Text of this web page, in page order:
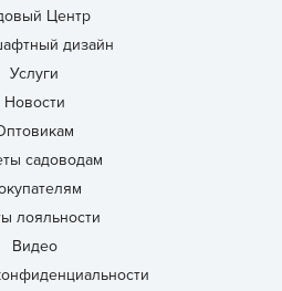
Центр
дизайн
Услуги
Новости
садоводам
лояльности
Видео